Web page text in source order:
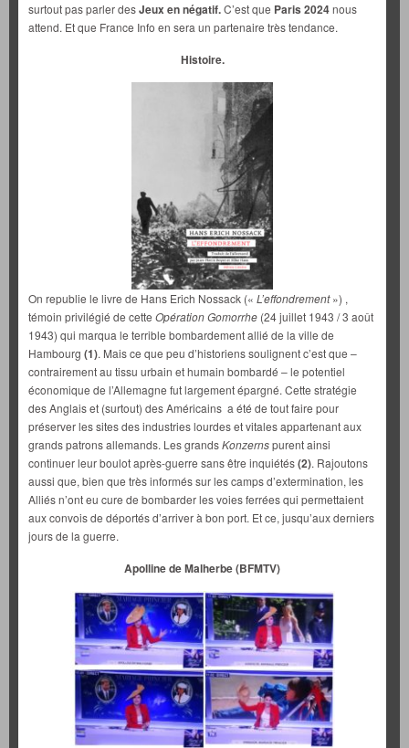
surtout pas parler desJeux en négatif.C’est que Paris 2024nous
attend. Et que France Info en sera un partenaire très tendance.
Histoire.
On republie le livre de Hans Erich Nossack (« L’effondrement») ,
témoin privilégié de cette Opération Gomorrhe (24 juillet 1943 / 3 août
1943) qui marqua le terrible bombardement allié de la ville de
Hambourg (1). Mais ce que peu d’historiens soulignent c’est que –
contrairement au tissu urbain et humain bombardé – le potentiel
économique de l’Allemagne fut largement épargné. Cette stratégie
des Anglais et (surtout) des Américains a été de tout faire pour
préserver les sites des industries lourdes et vitales appartenant aux
grands patrons allemands. Les grandsKonzernspurent ainsi
continuer leur boulot après-guerre sans être inquiétés(2). Rajoutons
aussi que, bien que très informés sur les camps d’extermination, les
Alliés n’ont eu cure de bombarder les voies ferrées qui permettaient
aux convois de déportés d’arriver à bon port. Et ce, jusqu’aux derniers
jours de la guerre.
Apolline de Malherbe (BFMTV)